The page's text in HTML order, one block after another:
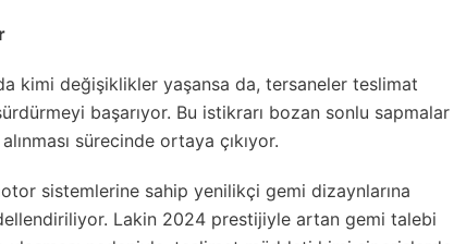
kimi değişiklikler yaşansa da, tersaneler teslimat
başarıyor. Bu istikrarı bozan sonlu sapmalar
sürecinde ortaya çıkıyor.
sistemlerine sahip yenilikçi gemi dizaynlarına
Lakin 2024 prestijiyle artan gemi talebi